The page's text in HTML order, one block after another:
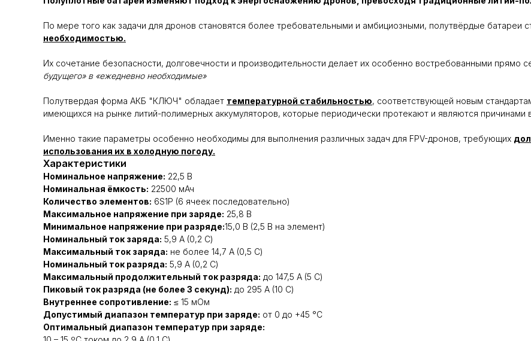
По мере того как задачи для дронов становятся более требовательными и амбициозными, полутвёрдые батареи
необходимостью.
Их сочетание безопасности, долговечности и производительности делает их особенно востребованными прямо
будущего» в «ежедневно необходимые»
Полутвердая форма АКБ "КЛЮЧ" обладает температурной стабильностью, соответствующей новым
имеющихся на рынке литий-полимерных аккумуляторов, которые периодически протекают и являются причинами
Именно такие параметры особенно необходимы для выполнения различных задач для FPV-дронов, требующих
использования их в холодную погоду.
Характеристики
Номинальное напряжение: 22,5 В
Номинальная ёмкость: 22500 мАч
Количество элементов: 6S1P (6 ячеек последовательно)
Максимальное напряжение при заряде: 25,8 В
Минимальное напряжение при разряде:15,0 В (2,5 В на элемент)
Номинальный ток заряда: 5,9 А (0,2 C)
Максимальный ток заряда: не более 14,7 А (0,5 С)
Номинальный ток разряда: 5,9 А (0,2 C)
Максимальный продолжительный ток разряда: до 147,5 А (5 С)
Пиковый ток разряда (не более 3 секунд): до 295 А (10 С)
Внутреннее сопротивление: ≤ 15 мОм
Допустимый диапазон температур при заряде: от 0 до +45 °C
Оптимальный диапазон температур при заряде: